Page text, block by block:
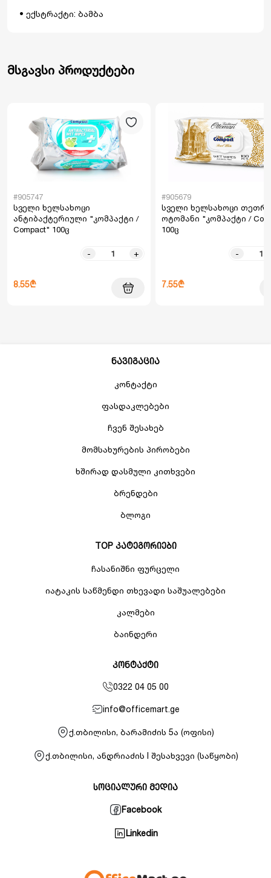
• ექსტრაქტი: ბამბა
მსგავსი პროდუქტები
#905747
სველი ხელსახოცი
ანტიბაქტერიული "კომპაქტი /
Compact" 100ც
- +
8.55₾
#905679
სველი ხელსახოცი თეთრი
ოტომანი "კომპაქტი /
100ც
-
7.55₾
ნავიგაცია
კონტაქტი
ფასდაკლებები
ჩვენ შესახებ
მომსახურების პირობები
ხშირად დასმული კითხვები
ბრენდები
ბლოგი
TOP კატეგორიები
ჩასანიშნი ფურცელი
იატაკის საწმენდი თხევადი საშუალებები
კალმები
ბაინდერი
კონტაქტი
0322 04 05 00
info@officemart.ge
ქ.თბილისი, ბარამიძის 5ა (ოფისი)
ქ.თბილისი, ანდრიაძის I შესახვევი (საწყობი)
სოციალური მედია
Facebook
Linkedin